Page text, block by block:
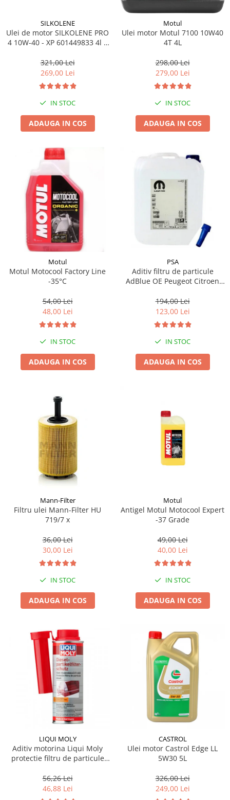
SILKOLENE
Ulei de motor SILKOLENE PRO
4 10W-40 - XP 601449833 4l +
321,00 Lei
269,00 Lei
IN STOC
ADAUGA IN COS
Motul
Ulei motor Motul 7100 10W40
4T 4L
298,00 Lei
279,00 Lei
IN STOC
ADAUGA IN COS
Motul
Motul Motocool Factory Line
-35°C
54,00 Lei
48,00 Lei
IN STOC
ADAUGA IN COS
PSA
Aditiv filtru de particule
AdBlue OE Peugeot Citroen
194,00 Lei
123,00 Lei
IN STOC
ADAUGA IN COS
Mann-Filter
Filtru ulei Mann-Filter HU
719/7 x
36,00 Lei
30,00 Lei
IN STOC
ADAUGA IN COS
Motul
Antigel Motul Motocool Expert
-37 Grade
49,00 Lei
40,00 Lei
IN STOC
ADAUGA IN COS
LIQUI MOLY
Aditiv motorina Liqui Moly
protectie filtru de particule
56,26 Lei
46,88 Lei
CASTROL
Ulei motor Castrol Edge LL
5W30 5L
326,00 Lei
249,00 Lei